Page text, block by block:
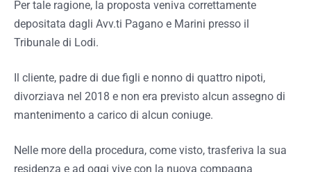
Per tale ragione, la proposta veniva correttamente
depositata dagli Avv.ti Pagano e Marini presso il
Tribunale di Lodi.
Il cliente, padre di due figli e nonno di quattro nipoti,
divorziava nel 2018 e non era previsto alcun assegno di
mantenimento a carico di alcun coniuge.
Nelle more della procedura, come visto, trasferiva la sua
residenza e ad oggi vive con la nuova compagna